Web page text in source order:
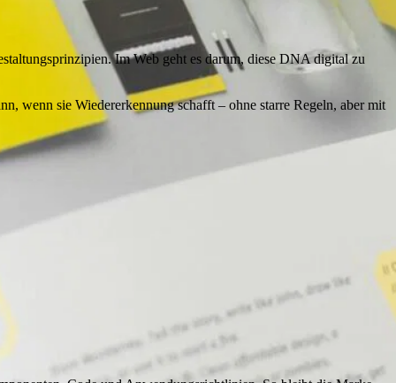
Im Web geht es darum, diese DNA digital zu
wenn sie Wiedererkennung schafft – ohne starre Regeln, aber mit